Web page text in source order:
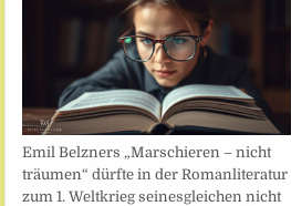
Emil Belzners „Marschieren – nicht
träumen“ dürfte in der Romanliteratur
zum 1. Weltkrieg seinesgleichen nicht